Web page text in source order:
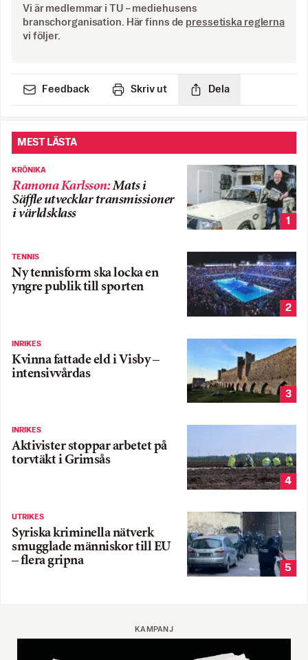
Vi är medlemmar i TU – mediehusens
branschorganisation. Här finns de pressetiska reglerna
vi följer.
Feedback Skriv ut Dela
MEST LÄSTA
KRÖNIKA
Ramona Karlsson:Mats i
Säffle utvecklar transmissioner
i världsklass
1
TENNIS
Ny tennisform ska locka en
yngre publik till sporten
2
INRIKES
Kvinna fattade eld i Visby –
intensivvårdas
3
INRIKES
Aktivister stoppar arbetet på
torvtäkt i Grimsås
4
UTRIKES
Syriska kriminella nätverk
smugglade människor till EU
– flera gripna
5
KAMPANJ